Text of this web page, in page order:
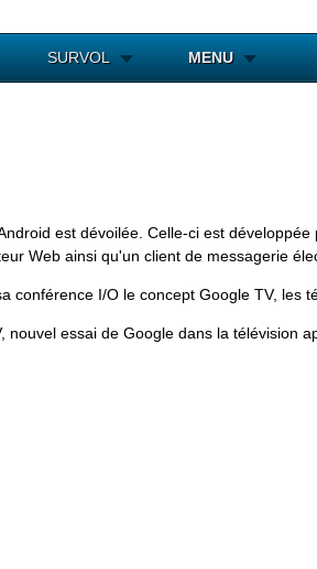
SURVOL MENU
est dévoilée. Celle-ci est
Web ainsi qu'un client de messagerie
conférence I/O le concept Google TV,
nouvel essai de Google dans la télévision